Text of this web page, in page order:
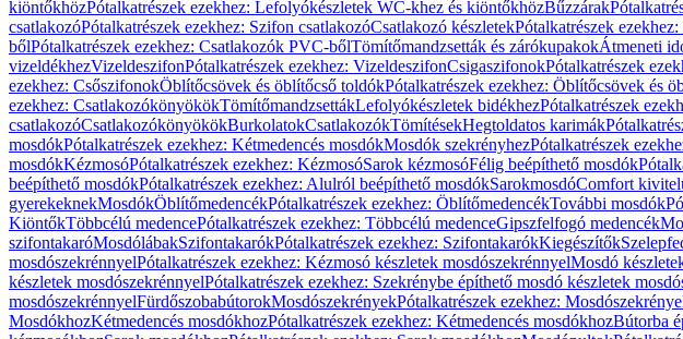
kiöntőkhözPótalkatrészek ezekhez: Lefolyókészletek WC-khez és kiöntőkhözBűzzárak
csatlakozóPótalkatrészek ezekhez: Szifon csatlakozóCsatlakozó készletekPótalkatrészek
bőlPótalkatrészek ezekhez: Csatlakozók PVC-bőlTömítőmandzsetták és zárókupakokÁtmeneti
vizeldékhezVizeldeszifonPótalkatrészek ezekhez: VizeldeszifonCsigaszifonokPótalkatrészek
ezekhez: CsőszifonokÖblítőcsövek és öblítőcső toldókPótalkatrészek ezekhez: Öblítőcsövek és
ezekhez: CsatlakozókönyökökTömítőmandzsettákLefolyókészletek bidékhezPótalkatrészek
csatlakozóCsatlakozókönyökökBurkolatokCsatlakozókTömítésekHegtoldatos karimák
mosdókPótalkatrészek ezekhez: Kétmedencés mosdókMosdók szekrényhezPótalkatrészek
mosdókKézmosóPótalkatrészek ezekhez: KézmosóSarok kézmosóFélig beépíthető mosdók
beépíthető mosdókPótalkatrészek ezekhez: Alulról beépíthető mosdókSarokmosdóComfort
gyerekeknekMosdókÖblítőmedencékPótalkatrészek ezekhez: ÖblítőmedencékTovábbi mosdók
KiöntőkTöbbcélú medencePótalkatrészek ezekhez: Többcélú medenceGipszfelfogó medencék
szifontakaróMosdólábakSzifontakarókPótalkatrészek ezekhez: SzifontakarókKiegészítők
mosdószekrénnyelPótalkatrészek ezekhez: Kézmosó készletek mosdószekrénnyelMosdó
készletek mosdószekrénnyelPótalkatrészek ezekhez: Szekrénybe építhető mosdó készletek
mosdószekrénnyelFürdőszobabútorokMosdószekrényekPótalkatrészek ezekhez:
MosdókhozKétmedencés mosdókhozPótalkatrészek ezekhez: Kétmedencés mosdókhozBútorba